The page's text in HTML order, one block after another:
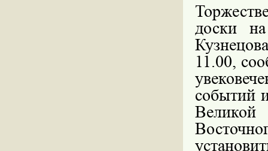
доски
11.00,
событий